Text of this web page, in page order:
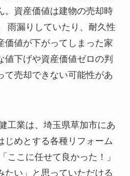
。資産価値は建物の売却時
雨漏りしていたり、耐久性
価値が下がってしまった家
値下げや資産価値ゼロの判
て売却できない可能性があ
工業は、埼玉県草加市にあ
じめとする各種リフォーム
ここに任せて良かった！」
たい」と思っていただける